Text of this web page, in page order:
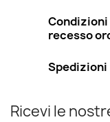
recesso
Spedizioni
Ricevi le